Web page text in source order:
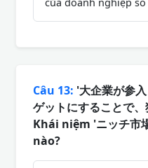
Câu 13: '大企業が参
ゲットにすることで
Khái niệm 'ニッチ
nào?